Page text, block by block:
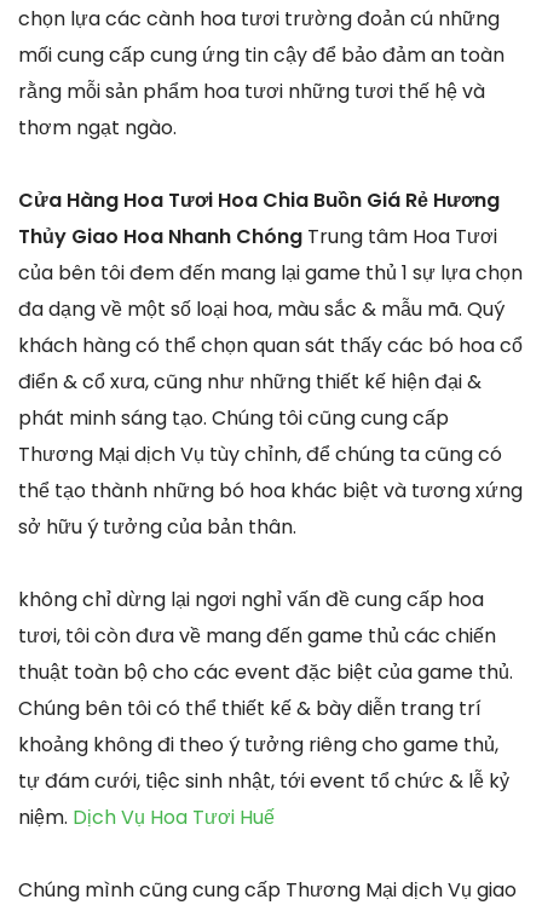
chọn lựa các cành hoa tươi trường đoản cú những
mối cung cấp cung ứng tin cậy để bảo đảm an toàn
rằng mỗi sản phẩm hoa tươi những tươi thế hệ và
thơm ngạt ngào.
Cửa Hàng Hoa Tươi Hoa Chia Buồn Giá Rẻ Hương
Thủy Giao Hoa Nhanh Chóng Trung tâm Hoa Tươi
của bên tôi đem đến mang lại game thủ 1 sự lựa chọn
đa dạng về một số loại hoa, màu sắc & mẫu mã. Quý
khách hàng có thể chọn quan sát thấy các bó hoa cổ
điển & cổ xưa, cũng như những thiết kế hiện đại &
phát minh sáng tạo. Chúng tôi cũng cung cấp
Thương Mại dịch Vụ tùy chỉnh, để chúng ta cũng có
thể tạo thành những bó hoa khác biệt và tương xứng
sở hữu ý tưởng của bản thân.
không chỉ dừng lại ngơi nghỉ vấn đề cung cấp hoa
tươi, tôi còn đưa về mang đến game thủ các chiến
thuật toàn bộ cho các event đặc biệt của game thủ.
Chúng bên tôi có thể thiết kế & bày diễn trang trí
khoảng không đi theo ý tưởng riêng cho game thủ,
tự đám cưới, tiệc sinh nhật, tới event tổ chức & lễ kỷ
niệm. Dịch Vụ Hoa Tươi Huế
Chúng mình cũng cung cấp Thương Mại dịch Vụ giao